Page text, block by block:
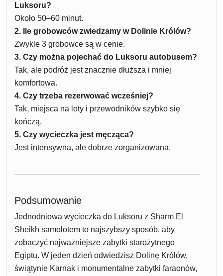
Luksoru?
Około 50–60 minut.
2. Ile grobowców zwiedzamy w Dolinie Królów?
Zwykle 3 grobowce są w cenie.
3. Czy można pojechać do Luksoru autobusem?
Tak, ale podróż jest znacznie dłuższa i mniej
komfortowa.
4. Czy trzeba rezerwować wcześniej?
Tak, miejsca na loty i przewodników szybko się
kończą.
5. Czy wycieczka jest męcząca?
Jest intensywna, ale dobrze zorganizowana.
Podsumowanie
Jednodniowa wycieczka do Luksoru z Sharm El
Sheikh samolotem to najszybszy sposób, aby
zobaczyć najważniejsze zabytki starożytnego
Egiptu. W jeden dzień odwiedzisz Dolinę Królów,
świątynie Karnak i monumentalne zabytki faraonów,